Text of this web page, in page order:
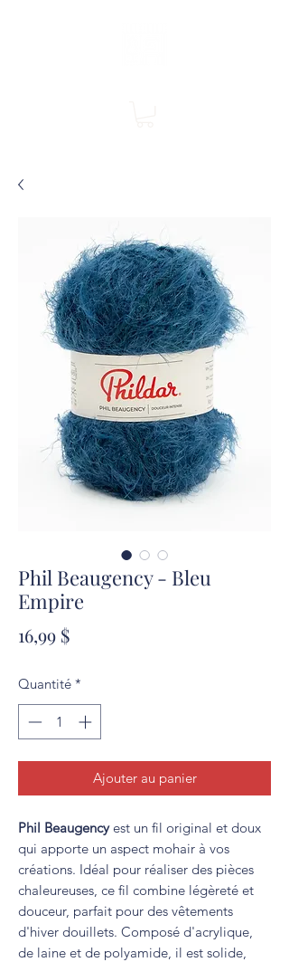
Phil Beaugency - Bleu
Empire
16,99 $Prix
Quantité *
Ajouter au panier
Phil Beaugencyest un fil original et doux
qui apporte un aspect mohair à vos
créations. Idéal pour réaliser des pièces
chaleureuses, ce fil combine légèreté et
douceur, parfait pour des vêtements
d'hiver douillets. Composé d'acrylique,
de laine et de polyamide, il est solide,